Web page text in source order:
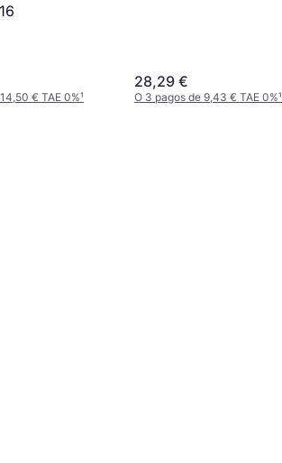
€ TAE 0%¹
28,29 €
O 3 pagos de 9,43 € TAE 0%¹